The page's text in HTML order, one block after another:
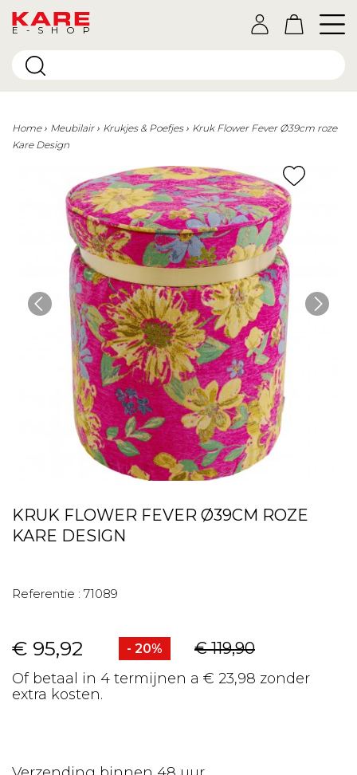
E-SHOP
Home Meubilair Krukjes & Poefjes
Kruk Flower Fever Ø39cm roze
Kare Design
KRUK FLOWER FEVER Ø39CM ROZE
KARE DESIGN
Referentie : 71089
€ 95,92 - 20% € 119,90
Of betaal in 4 termijnen a € 23,98 zonder
extra kosten.